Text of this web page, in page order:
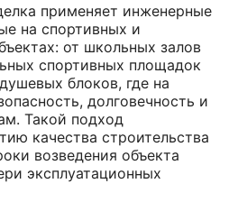
применяет инженерные
на спортивных и
от школьных залов
спортивных площадок
блоков, где на
долговечность и
Такой подход
качества строительства
возведения объекта
эксплуатационных